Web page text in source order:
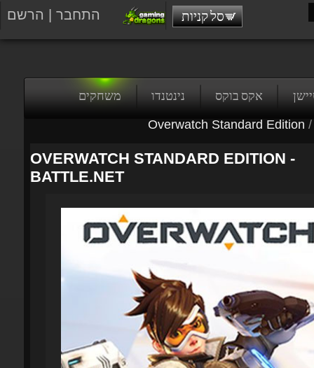
התחבר הרשם סל קניות
אקס בוקס נינטנדו משחקים
/
Overwatch Standard Edition
OVERWATCH STANDARD EDITION -
BATTLE.NET